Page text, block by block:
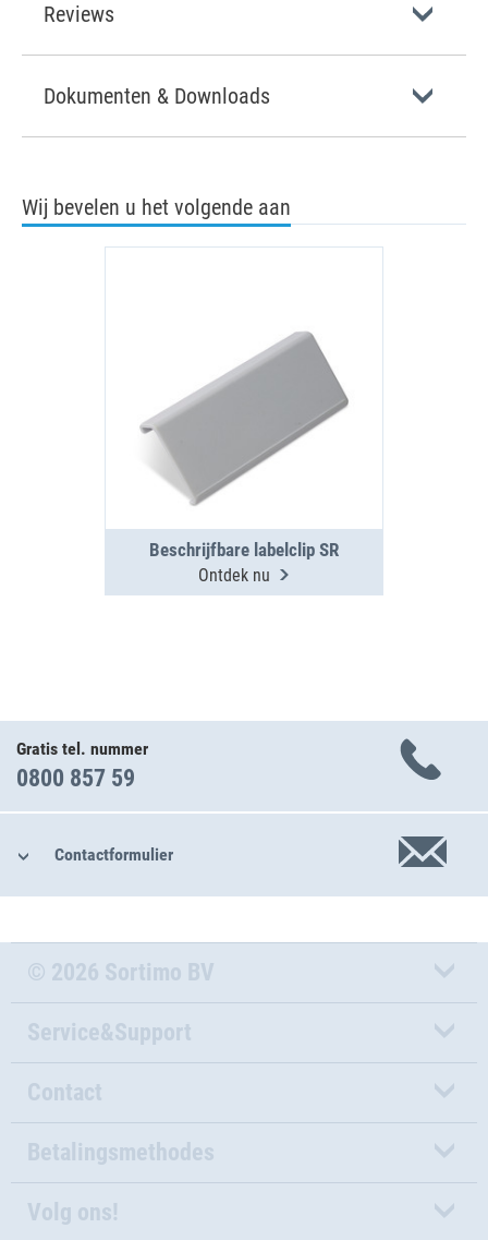
Reviews
Dokumenten & Downloads
Wij bevelen u het volgende aan
Beschrijfbare labelclip SR
Ontdek nu
Gratis tel. nummer
0800 857 59
Contactformulier
© 2026 Sortimo BV
Service&Support
Contact
Betalingsmethodes
Volg ons!